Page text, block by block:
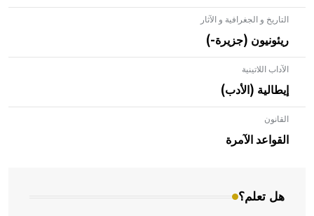
التاريخ و الجغرافية و الآثار
ريئونيون (جزيرة-)
الآداب اللاتينية
إيطالية (الأدب)
القانون
القواعد الآمرة
هل تعلم؟
- هل تعلم أن الأبلق نوع من الفنون الهندسية التي ارتبطت
بالعمارة الإسلامية في بلاد الشام ومصر خاصة، حيث يحرص
المعمار على بناء مداميكه وخاصة في الواجهات